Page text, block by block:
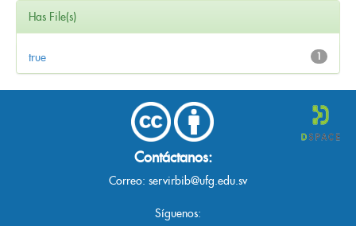
Has File(s)
1
true
Contáctanos:
Correo: servirbib@ufg.edu.sv
Síguenos: